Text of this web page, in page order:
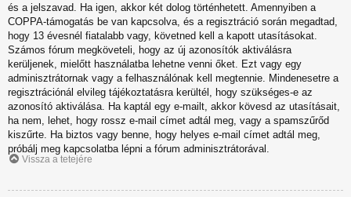
és a jelszavad. Ha igen, akkor két dolog történhetett. Amennyiben a
COPPA-támogatás be van kapcsolva, és a regisztráció során megadtad,
hogy 13 évesnél fiatalabb vagy, követned kell a kapott utasításokat.
Számos fórum megköveteli, hogy az új azonosítók aktiválásra
kerüljenek, mielőtt használatba lehetne venni őket. Ezt vagy egy
adminisztrátornak vagy a felhasználónak kell megtennie. Mindenesetre a
regisztrációnál elvileg tájékoztatásra kerültél, hogy szükséges-e az
azonosító aktiválása. Ha kaptál egy e-mailt, akkor kövesd az utasításait,
ha nem, lehet, hogy rossz e-mail címet adtál meg, vagy a spamszűrőd
kiszűrte. Ha biztos vagy benne, hogy helyes e-mail címet adtál meg,
próbálj meg kapcsolatba lépni a fórum adminisztrátorával.
Vissza a tetejére